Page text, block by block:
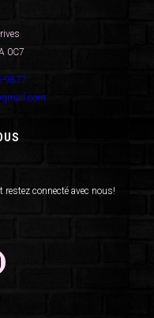
0C7
9877
connecté avec nous!